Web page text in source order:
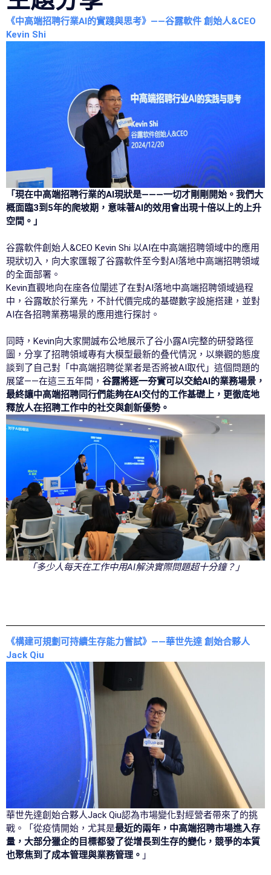
《中高端招聘行業AI的實踐與思考》——谷露軟件 創始人&CEO
Kevin Shi
「現在中高端招聘行業的AI現狀是———一切才剛剛開始。我們大
概面臨3到5年的爬坡期，意味著AI的效用會出現十倍以上的上升
空間。」
谷露軟件創始人&CEO Kevin Shi 以AI在中高端招聘領域中的應用
現狀切入，向大家匯報了谷露軟件至今對AI落地中高端招聘領域
的全面部署。
Kevin直觀地向在座各位闡述了在對AI落地中高端招聘領域過程
中，谷露敢於行業先，不計代價完成的基礎數字設施搭建，並對
AI在各招聘業務場景的應用進行探討。
同時，Kevin向大家開誠布公地展示了谷小露AI完整的研發路徑
圖，分享了招聘領域專有大模型最新的叠代情況，以樂觀的態度
談到了自己對「中高端招聘從業者是否將被AI取代」這個問題的
展望——在這三五年間， 谷露將逐一夯實可以交給AI的業務場景，
最終讓中高端招聘同行們能夠在AI交付的工作基礎上，更徹底地
釋放人在招聘工作中的社交與創新優勢。
「多少人每天在工作中用AI解決實際問題超十分鐘？」
《構建可規劃可持續生存能力嘗試》——華世先達 創始合夥人
Jack Qiu
華世先達創始合夥人Jack Qiu認為市場變化對經營者帶來了的挑
戰。「從疫情開始，尤其是最近的兩年，中高端招聘市場進入存
量，大部分獵企的目標都發了從增長到生存的變化，競爭的本質
也聚焦到了成本管理與業務管理。 」